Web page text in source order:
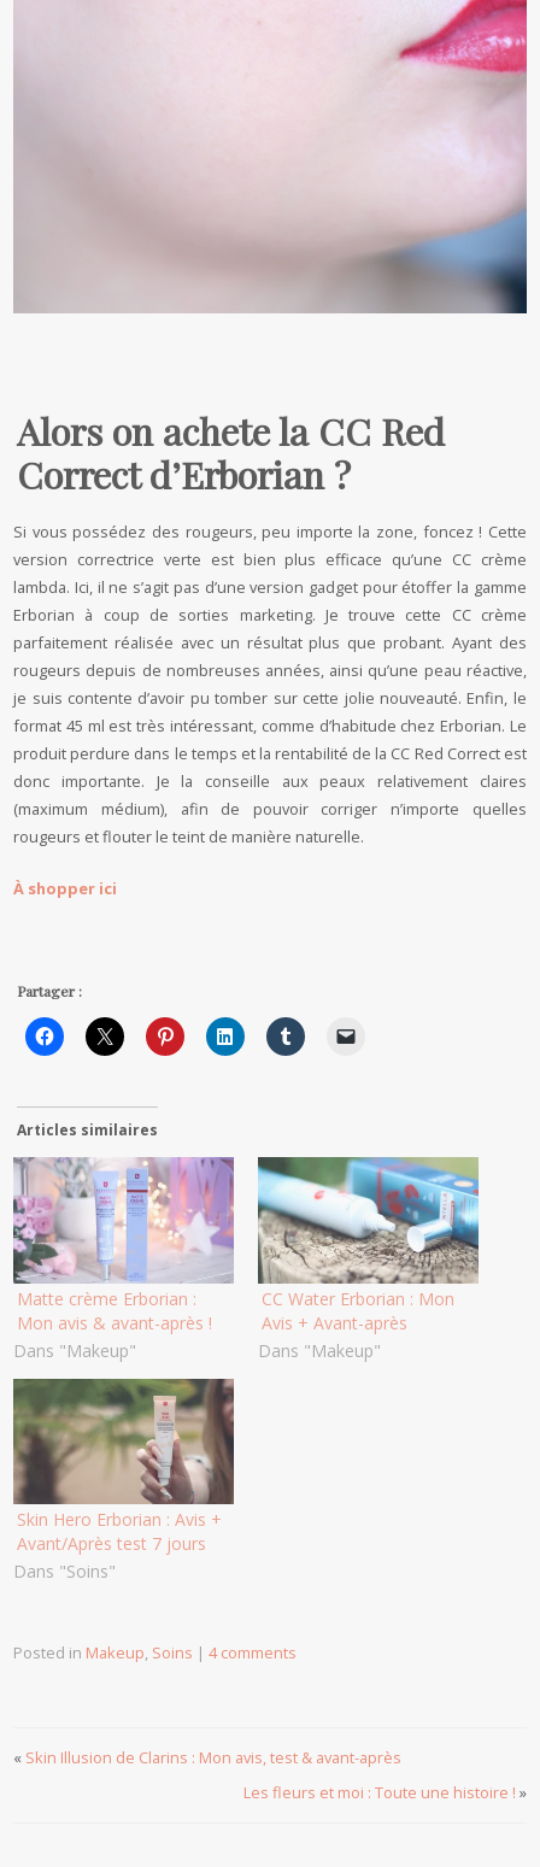
Alors on achete la CC Red
Correct d’Erborian ?
Si vous possédez des rougeurs, peu importe la zone, foncez ! Cette
version correctrice verte est bien plus efficace qu’une CC crème
lambda. Ici, il ne s’agit pas d’une version gadget pour étoffer la gamme
Erborian à coup de sorties marketing. Je trouve cette CC crème
parfaitement réalisée avec un résultat plus que probant. Ayant des
rougeurs depuis de nombreuses années, ainsi qu’une peau réactive,
je suis contente d’avoir pu tomber sur cette jolie nouveauté. Enfin, le
format 45 ml est très intéressant, comme d’habitude chez Erborian. Le
produit perdure dans le temps et la rentabilité de la CC Red Correct est
donc importante. Je la conseille aux peaux relativement claires
(maximum médium), afin de pouvoir corriger n’importe quelles
rougeurs et flouter le teint de manière naturelle.
À shopper ici
Partager :
Articles similaires
Matte crème Erborian :
Mon avis & avant-après !
Dans "Makeup"
CC Water Erborian : Mon
Avis + Avant-après
Dans "Makeup"
Skin Hero Erborian : Avis +
Avant/Après test 7 jours
Dans "Soins"
Posted in Makeup, Soins |4 comments
« Skin Illusion de Clarins : Mon avis, test & avant-après
Les fleurs et moi : Toute une histoire ! »